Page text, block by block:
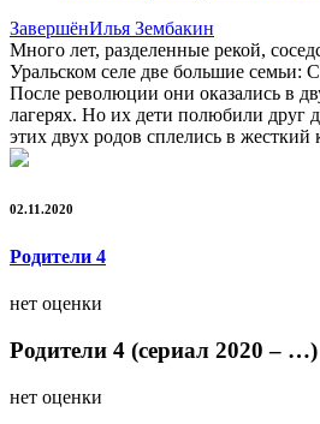
ЗавершёнИлья Зембакин
Много лет, разделенные рекой,
Уральском селе две большие семьи:
После революции они оказались в
лагерях. Но их дети полюбили друг
этих двух родов сплелись в жесткий
02.11.2020
Родители 4
нет оценки
Родители 4 (сериал 2020 – …)
нет оценки